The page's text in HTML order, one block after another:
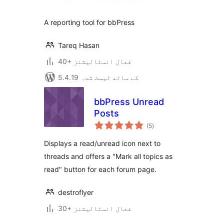
A reporting tool for bbPress
Tareq Hasan
40+ فعال انسٹالیشنز
5.4.19 کے ساتھ ٹیسٹ شدہ
bbPress Unread
Posts
(5مجموعی
درجہ
)
Displays a read/unread icon next to
threads and offers a "Mark all topics as
read" button for each forum page.
destroflyer
30+ فعال انسٹالیشنز